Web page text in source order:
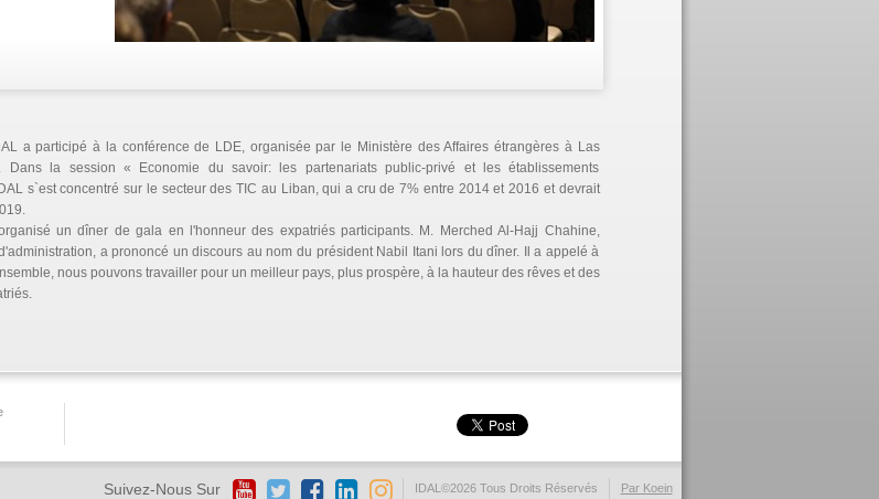
a participé à la conférence de LDE, organisée par le Ministère des Affaires étrangères à Las
Dans la session « Economie du savoir: les partenariats public-privé et les établissements
s`est concentré sur le secteur des TIC au Liban, qui a cru de 7% entre 2014 et 2016 et devrait
un dîner de gala en l'honneur des expatriés participants. M. Merched Al-Hajj Chahine,
a prononcé un discours au nom du président Nabil Itani lors du dîner. Il a appelé à
nous pouvons travailler pour un meilleur pays, plus prospère, à la hauteur des rêves et des
Par Koein
IDAL©2026 Tous Droits Réservés
Suivez-Nous Sur